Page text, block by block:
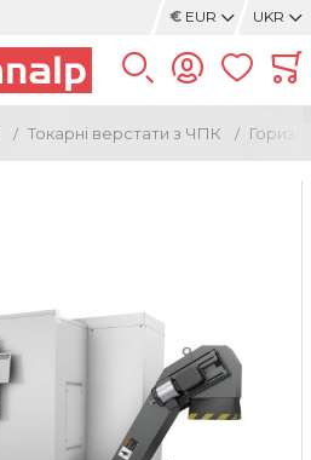
€ EUR UKR
Токарні верстати з ЧПК